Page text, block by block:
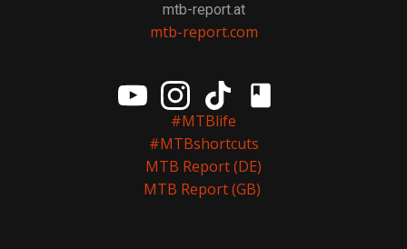
mtb-report.at
mtb-report.com
#MTBlife
#MTBshortcuts
MTB Report (DE)
MTB Report (GB)